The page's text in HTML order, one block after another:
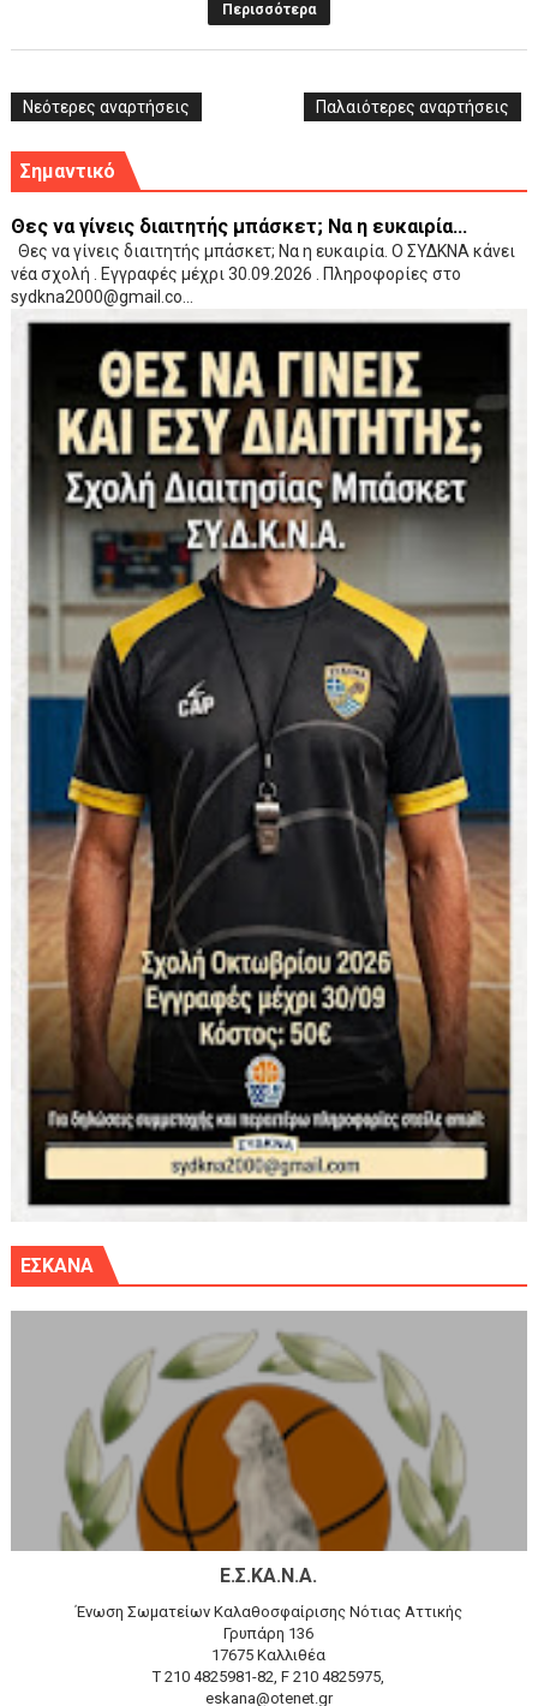
Περισσότερα
Νεότερες αναρτήσεις Παλαιότερες αναρτήσεις
Σημαντικό
Θες να γίνεις διαιτητής μπάσκετ; Να η ευκαιρία...
Θες να γίνεις διαιτητής μπάσκετ; Να η ευκαιρία. Ο ΣΥΔΚΝΑ κάνει
νέα σχολή . Εγγραφές μέχρι 30.09.2026 . Πληροφορίες στο
sydkna2000@gmail.co...
ΕΣΚΑΝΑ
Ε.Σ.ΚΑ.Ν.Α.
Ένωση Σωματείων Καλαθοσφαίρισης Νότιας Αττικής
Γρυπάρη 136
17675 Καλλιθέα
T 210 4825981-82, F 210 4825975,
eskana@otenet.gr